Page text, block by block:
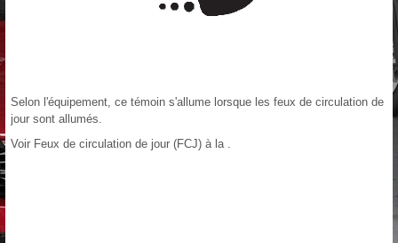
Selon l'équipement, ce témoin s'allume lorsque les feux de circulation de
jour sont allumés.
Voir Feux de circulation de jour (FCJ) à la .